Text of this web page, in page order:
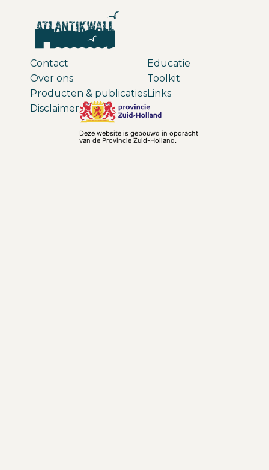
Contact
Over ons
Producten & publicaties
Educatie
Toolkit
Links
Disclaimer
Deze website is gebouwd in opdracht
van de Provincie Zuid-Holland.